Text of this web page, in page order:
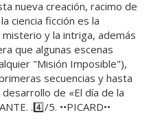
nueva creación, racimo de
ciencia ficción es la
y la intriga, además
que algunas escenas
"Misión Imposible"),
secuencias y hasta
de «El día de la
.4️⃣/5. ••PICARD••